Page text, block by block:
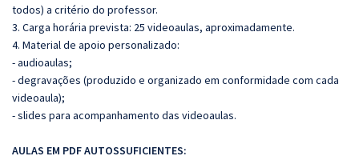
todos) a critério do professor.
3. Carga horária prevista: 25 videoaulas, aproximadamente.
4. Material de apoio personalizado:
- audioaulas;
- degravações (produzido e organizado em conformidade com cada
videoaula);
- slides para acompanhamento das videoaulas.
AULAS EM PDF AUTOSSUFICIENTES: